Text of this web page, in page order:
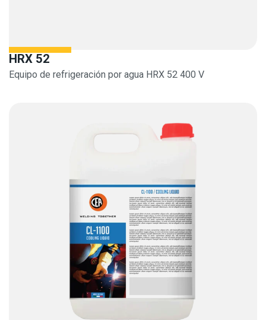
HRX 52
Equipo de refrigeración por agua HRX 52 400 V